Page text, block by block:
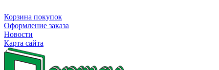
Корзина покупок
Оформление заказа
Новости
Карта сайта